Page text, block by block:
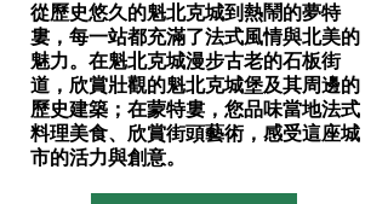
從歷史悠久的魁北克城到熱鬧的夢特
婁，每一站都充滿了法式風情與北美的
魅力。在魁北克城漫步古老的石板街
道，欣賞壯觀的魁北克城堡及其周邊的
歷史建築；在蒙特婁，您品味當地法式
料理美食、欣賞街頭藝術，感受這座城
市的活力與創意。